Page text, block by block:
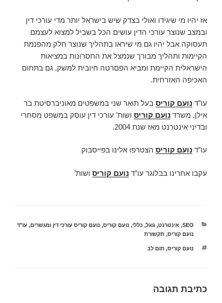
אז יהיו מי שיגידו ואולי בצדק שיש בישראל יותר מדי עורכי דין
ובמצב שנוצר עורכי הדין עושים הכל בשביל למצוא לעצמם
תעסוקה אבל יהיו גם מי שיראו בתהליך שנוצר חלק מהפנמת
הקיימות ותהליך מבורך שנמצל את החסרונות במציאות
הישראלית הקיימת ומביא הפםרטה חיובית למשק, גם בתחום
האכיפה האזרחית.
עו”ד נועם קוריס בעל תואר שני במשפטים מאוניברסיטת בר
אילן, משרד נועם קוריס ושות’ עורכי דין עוסק במשפט מסחרי
ובדיני אינטרנט מאז שנת 2004.
עו”ד נועם קוריס הצטרפו אלינו בפייסבוק
עקבו אחרינו בבלוגר עו”ד נועם קוריס ושות’
קטגוריות
SEO
, אינטרנט,גוגל,כללי, נועם קוריס, נועם קוריס עורכי דין ומגשרים,עו"ד
נועם קוריס, תקשורת
תגיות
נועם קוריס, תום לב
כתיבת תגובה